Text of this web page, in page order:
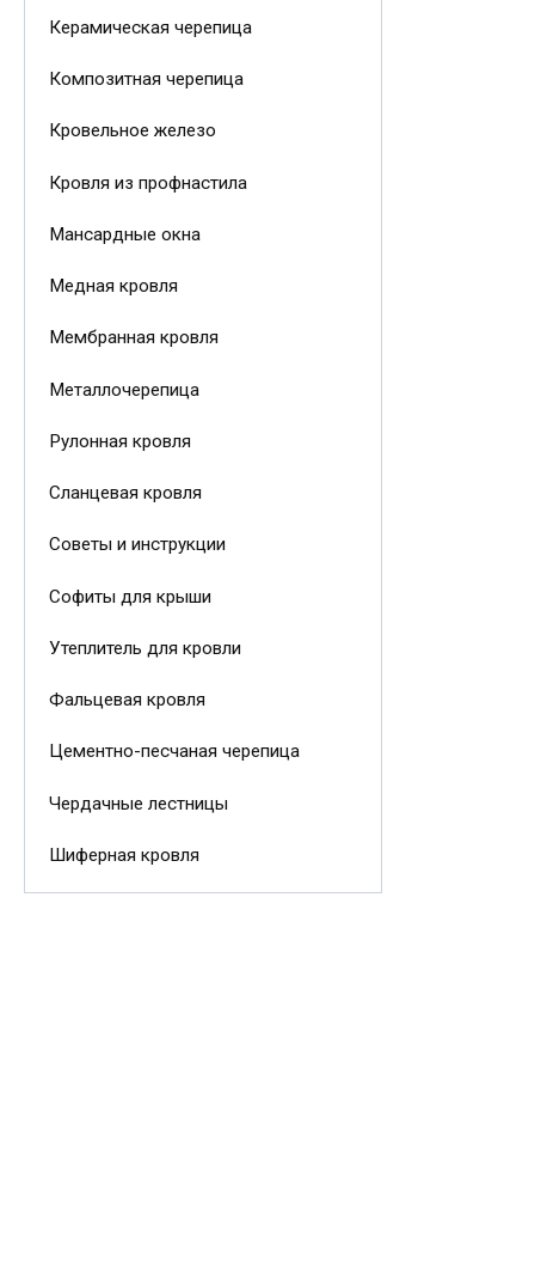
Керамическая черепица
Композитная черепица
Кровельное железо
Кровля из профнастила
Мансардные окна
Медная кровля
Мембранная кровля
Металлочерепица
Рулонная кровля
Сланцевая кровля
Советы и инструкции
Софиты для крыши
Утеплитель для кровли
Фальцевая кровля
Цементно-песчаная черепица
Чердачные лестницы
Шиферная кровля